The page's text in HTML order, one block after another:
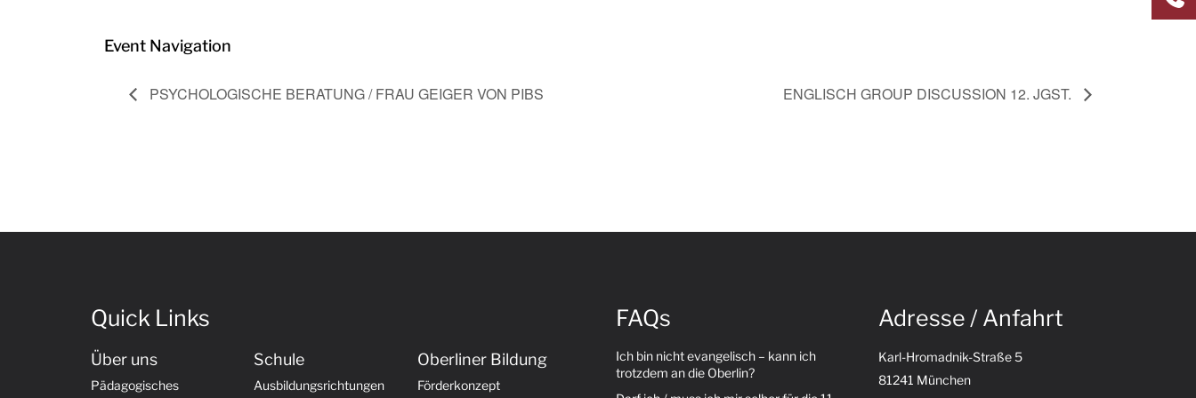
Event Navigation
PSYCHOLOGISCHE BERATUNG / FRAU GEIGER VON PIBS ENGLISCH GROUP DISCUSSION 12. JGST.
Quick Links
Über uns
Pädagogisches
Schule
Ausbildungsrichtungen
Oberliner Bildung
Förderkonzept
FAQs
Ich bin nicht evangelisch – kann ich
trotzdem an die Oberlin?
Adresse / Anfahrt
Karl-Hromadnik-Straße 5
81241 München